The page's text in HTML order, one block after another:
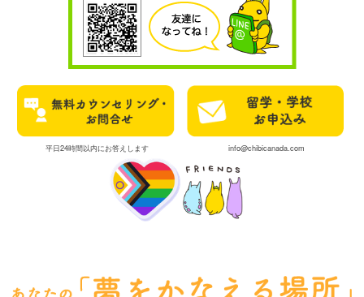
平日24時間以内にお答えします info@chibicanada.com